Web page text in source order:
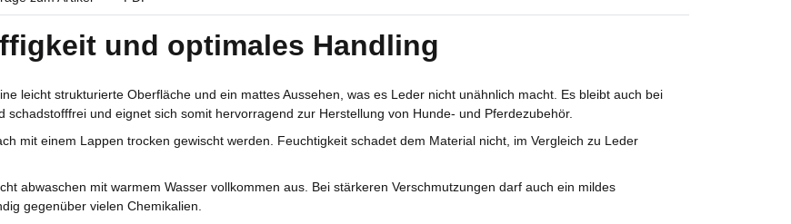
und optimales Handling
leicht strukturierte Oberfläche und ein mattes Aussehen, was es Leder nicht unähnlich macht. Es bleibt auch bei
und eignet sich somit hervorragend zur Herstellung von Hunde- und Pferdezubehör.
mit einem Lappen trocken gewischt werden. Feuchtigkeit schadet dem Material nicht, im Vergleich zu Leder
abwaschen mit warmem Wasser vollkommen aus. Bei stärkeren Verschmutzungen darf auch ein mildes
gegenüber vielen Chemikalien.